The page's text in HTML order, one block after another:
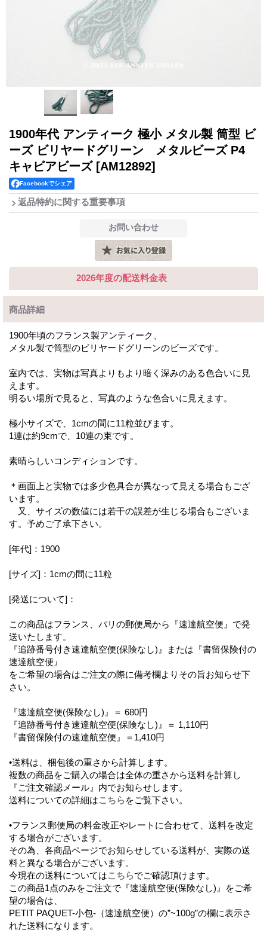
1900年代 アンティーク 極小 メタル製 筒型 ビ
ーズ ビリヤードグリーン メタルビーズ P4
キャビアビーズ [AM12892]
Facebookでシェア
返品特約に関する重要事項
2026年度の配送料金表
商品詳細
1900年頃のフランス製アンティーク、
メタル製で筒型のビリヤードグリーンのビーズです。
室内では、実物は写真よりもより暗く深みのある色合いに見
えます。
明るい場所で見ると、写真のような色合いに見えます。
極小サイズで、1cmの間に11粒並びます。
1連は約9cmで、10連の束です。
素晴らしいコンディションです。
＊画面上と実物では多少色具合が異なって見える場合もござ
います。
又、サイズの数値には若干の誤差が生じる場合もございま
す。予めご了承下さい。
[年代]：1900
[サイズ]：1cmの間に11粒
[発送について]：
この商品はフランス、パリの郵便局から『速達航空便』で発
送いたします。
『追跡番号付き速達航空便(保険なし)』または『書留保険付の
速達航空便』
をご希望の場合はご注文の際に備考欄よりその旨お知らせ下
さい。
『速達航空便(保険なし)』＝ 680円
『追跡番号付き速達航空便(保険なし)』＝ 1,110円
『書留保険付の速達航空便』＝1,410円
•送料は、梱包後の重さから計算します。
複数の商品をご購入の場合は全体の重さから送料を計算し
『ご注文確認メール』内でお知らせします。
送料についての詳細はこちらをご覧下さい。
•フランス郵便局の料金改正やレートに合わせて、送料を改定
する場合がございます。
その為、各商品ページでお知らせしている送料が、実際の送
料と異なる場合がございます。
今現在の送料についてはこちらでご確認頂けます。
この商品1点のみをご注文で『速達航空便(保険なし)』をご希
望の場合は、
PETIT PAQUET-小包-（速達航空便）の”~100g”の欄に表示さ
れた送料になります。